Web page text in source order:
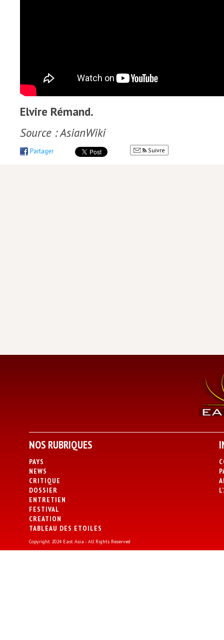
Elvire Rémand.
Source : AsianWiki
Partager Suivre
NOS RUBRIQUES
PAYS
NEWS
CRITIQUE
DOSSIER
ENTRETIEN
FESTIVAL
CREATION
TABLEAU DES ETOILES
Copyright 2024 East Asia - All Rights Reserved